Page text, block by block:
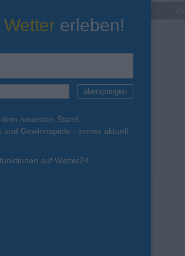
Fr . 21.08.
Wetter erleben!
überspringen
neuesten Stand.
Gewinnspiele - immer aktuell
auf Wetter24: